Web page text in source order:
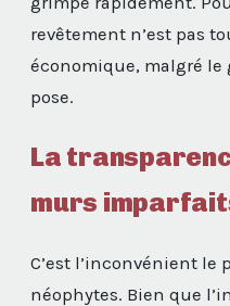
revêtement n’est pas
économique, malgré le
pose.
La
murs
C’est l’inconvénient
néophytes. Bien que